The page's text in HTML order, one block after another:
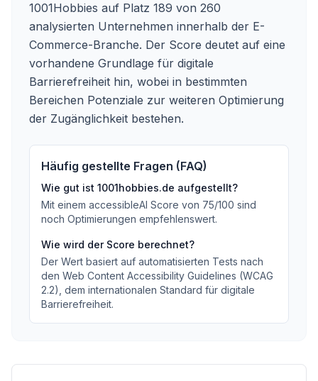
1001Hobbies auf Platz 189 von 260
analysierten Unternehmen innerhalb der E-
Commerce-Branche. Der Score deutet auf eine
vorhandene Grundlage für digitale
Barrierefreiheit hin, wobei in bestimmten
Bereichen Potenziale zur weiteren Optimierung
der Zugänglichkeit bestehen.
Häufig gestellte Fragen (FAQ)
Wie gut ist 1001hobbies.de aufgestellt?
Mit einem accessibleAI Score von 75/100 sind
noch Optimierungen empfehlenswert.
Wie wird der Score berechnet?
Der Wert basiert auf automatisierten Tests nach
den Web Content Accessibility Guidelines (WCAG
2.2), dem internationalen Standard für digitale
Barrierefreiheit.